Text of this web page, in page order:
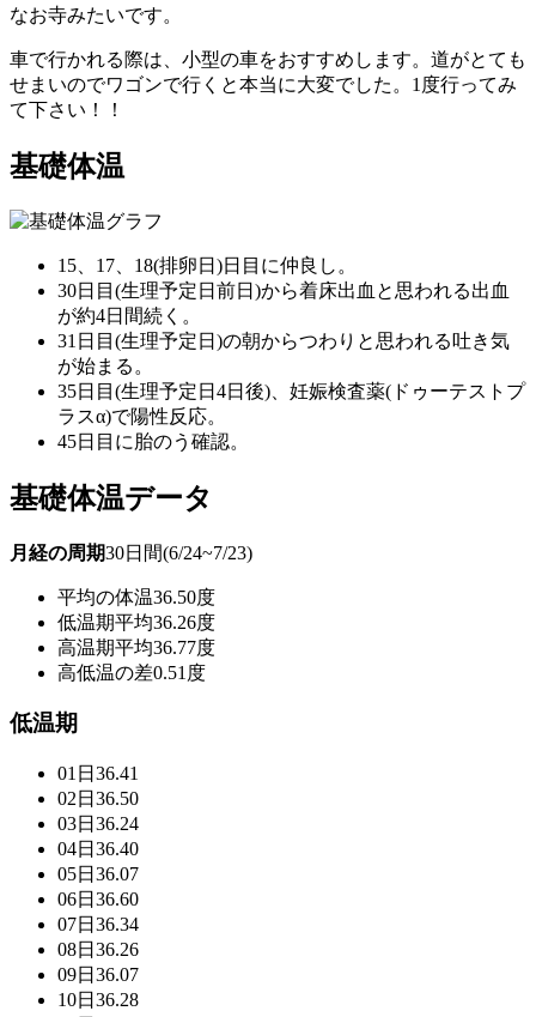
なお寺みたいです。
車で行かれる際は、小型の車をおすすめします。道がとても
せまいのでワゴンで行くと本当に大変でした。1度行ってみ
て下さい！！
基礎体温
15、17、18(排卵日)日目に仲良し。
30日目(生理予定日前日)から着床出血と思われる出血
が約4日間続く。
31日目(生理予定日)の朝からつわりと思われる吐き気
が始まる。
35日目(生理予定日4日後)、妊娠検査薬(ドゥーテストプ
ラスα)で陽性反応。
45日目に胎のう確認。
基礎体温データ
月経の周期30日間(6/24~7/23)
平均の体温36.50度
低温期平均36.26度
高温期平均36.77度
高低温の差0.51度
低温期
01日 36.41
02日 36.50
03日 36.24
04日 36.40
05日 36.07
06日 36.60
07日 36.34
08日 36.26
09日 36.07
10日 36.28